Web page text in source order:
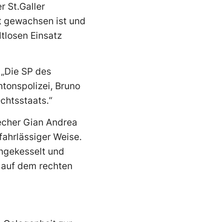
St.Galler
ist und
Einsatz
SP des
Bruno
Gian Andrea
Weise.
und
dem rechten